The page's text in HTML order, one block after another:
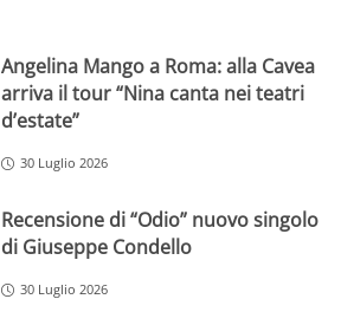
Angelina Mango a Roma: alla Cavea
arriva il tour “Nina canta nei teatri
d’estate”
30 Luglio 2026
Recensione di “Odio” nuovo singolo
di Giuseppe Condello
30 Luglio 2026